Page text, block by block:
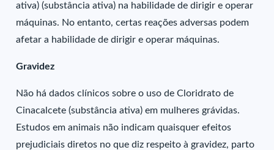
ativa) (substância ativa) na habilidade de dirigir e operar
máquinas. No entanto, certas reações adversas podem
afetar a habilidade de dirigir e operar máquinas.
Gravidez
Não há dados clínicos sobre o uso de Cloridrato de
Cinacalcete (substância ativa) em mulheres grávidas.
Estudos em animais não indicam quaisquer efeitos
prejudiciais diretos no que diz respeito à gravidez, parto